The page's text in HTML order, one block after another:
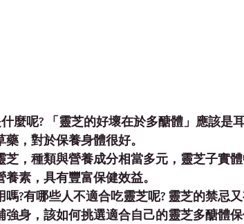
麼呢? 「靈芝的好壞在於多醣體」應該是
，對於保養身體很好。
，種類與營養成分相當多元，靈芝子實
素，具有豐富保健效益。
?有哪些人不適合吃靈芝呢? 靈芝的禁忌
身，該如何挑選適合自己的靈芝多醣體